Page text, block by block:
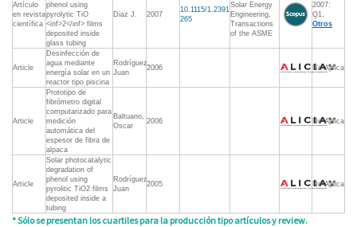
Artículo
en revista
científica
phenol using
pyrolytic TiO
<inf>2</inf> films
deposited inside
glass tubing
Diaz J. 2007
10.1115/1.2391
265
Solar Energy
Engineering,
Transactions
of the ASME
2007:
Q1,
Otros
Article
Desinfección de
agua mediante
energía solar en un
reactor tipo piscina
Rodríguez,
Juan
2006 No Aplica
Article
Prototipo de
fibrómetro digital
computarizado para
medición
automática del
espesor de fibra de
alpaca
Baltuano,
Oscar
2006 No Aplica
Article
Solar photocatalytic
degradation of
phenol using
pyrolitic TiO2 films
deposited inside a
tubing
Rodríguez,
Juan
2005 No Aplica
* Sólo se presentan los cuartiles para la producción tipo artículos y review.